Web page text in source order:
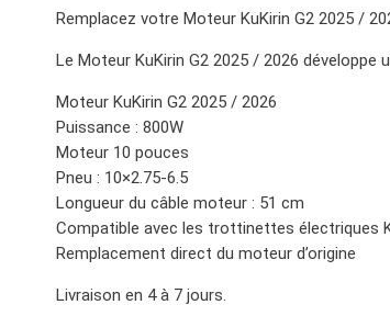
Remplacez votre Moteur KuKirin G2 2025 /
Le Moteur KuKirin G2 2025 / 2026
Moteur KuKirin G2 2025 / 2026
Puissance : 800W
Moteur 10 pouces
Pneu : 10×2.75-6.5
Longueur du câble moteur : 51 cm
Compatible avec les trottinettes électriques
Remplacement direct du moteur d’origine
Livraison en 4 à 7 jours.